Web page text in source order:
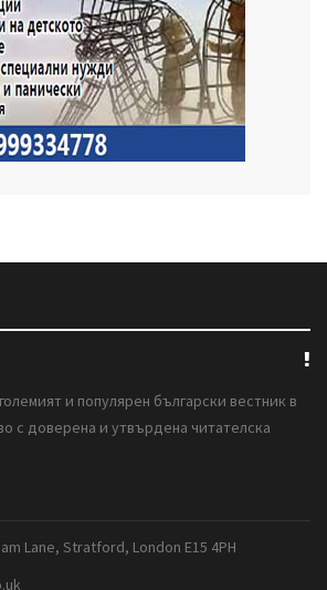
и популярен български вестник в
с доверена и утвърдена читателска
Lane, Stratford, London E15 4PH